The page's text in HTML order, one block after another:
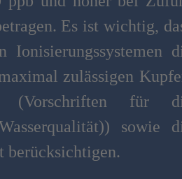
Es ist wichtig,
Ionisierungssystemen
zulässigen
(Vorschriften für
sowie
berücksichtigen.